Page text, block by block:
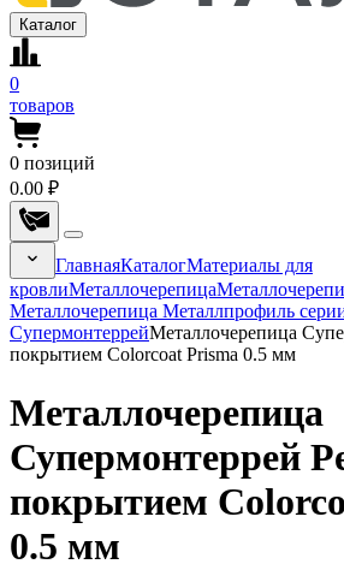
Каталог
0
товаров
0 позиций
0.00 ₽
ГлавнаяКаталогМатериалы для
кровлиМеталлочерепица
Металлочерепица Металлпрофиль
СупермонтеррейМеталлочерепица
покрытием Colorcoat Prisma 0.5 мм
Металлочерепица
Супермонтеррей
покрытием
0.5 мм